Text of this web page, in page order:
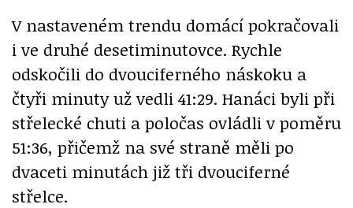
V nastaveném trendu domácí pokračovali
i ve druhé desetiminutovce. Rychle
odskočili do dvouciferného náskoku a
čtyři minuty už vedli 41:29. Hanáci byli při
střelecké chuti a poločas ovládli v poměru
51:36, přičemž na své straně měli po
dvaceti minutách již tři dvouciferné
střelce.